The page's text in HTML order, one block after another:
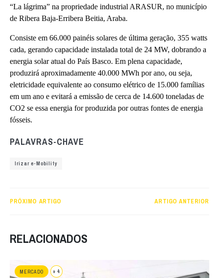
“La lágrima” na propriedade industrial ARASUR, no município
de Ribera Baja-Erribera Beitia, Araba.
Consiste em 66.000 painéis solares de última geração, 355 watts
cada, gerando capacidade instalada total de 24 MW, dobrando a
energia solar atual do País Basco. Em plena capacidade,
produzirá aproximadamente 40.000 MWh por ano, ou seja,
eletricidade equivalente ao consumo elétrico de 15.000 famílias
em um ano e evitará a emissão de cerca de 14.600 toneladas de
CO2 se essa energia for produzida por outras fontes de energia
fósseis.
PALAVRAS-CHAVE
Irizar e-Mobility
PRÓXIMO ARTIGO ARTIGO ANTERIOR
RELACIONADOS
MERCADO + 4